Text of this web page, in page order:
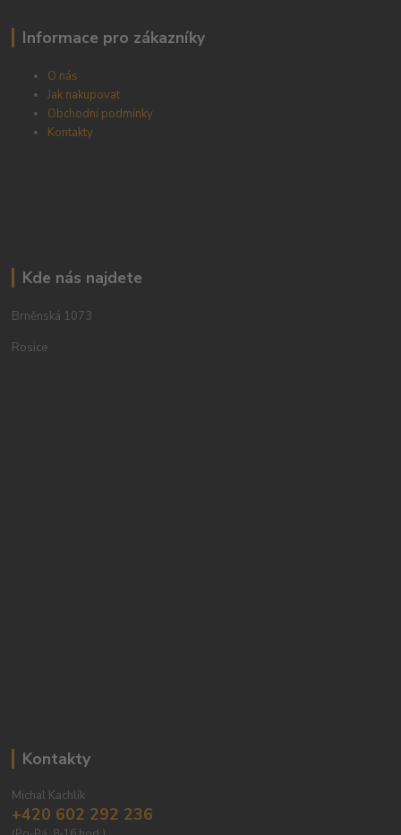
Informace pro zákazníky
O nás
Jak nakupovat
Obchodní podmínky
Kontakty
Kde nás najdete
Brněnská 1073
Rosice
Kontakty
Michal Kachlík
+420 602 292 236